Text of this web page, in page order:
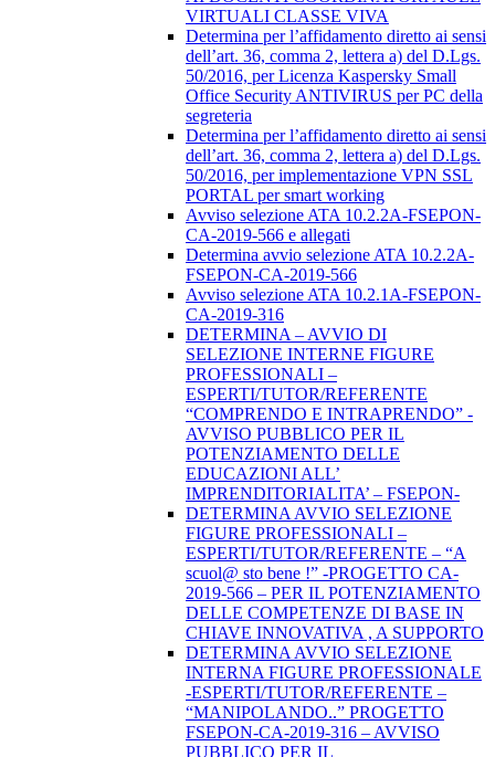
VIRTUALI CLASSE VIVA
Determina per l’affidamento diretto ai sensi
dell’art. 36, comma 2, lettera a) del D.Lgs.
50/2016, per Licenza Kaspersky Small
Office Security ANTIVIRUS per PC della
segreteria
Determina per l’affidamento diretto ai sensi
dell’art. 36, comma 2, lettera a) del D.Lgs.
50/2016, per implementazione VPN SSL
PORTAL per smart working
Avviso selezione ATA 10.2.2A-FSEPON-
CA-2019-566 e allegati
Determina avvio selezione ATA 10.2.2A-
FSEPON-CA-2019-566
Avviso selezione ATA 10.2.1A-FSEPON-
CA-2019-316
DETERMINA – AVVIO DI
SELEZIONE INTERNE FIGURE
PROFESSIONALI –
ESPERTI/TUTOR/REFERENTE
“COMPRENDO E INTRAPRENDO” -
AVVISO PUBBLICO PER IL
POTENZIAMENTO DELLE
EDUCAZIONI ALL’
IMPRENDITORIALITA’ – FSEPON-
DETERMINA AVVIO SELEZIONE
FIGURE PROFESSIONALI –
ESPERTI/TUTOR/REFERENTE – “A
scuol@ sto bene !” -PROGETTO CA-
2019-566 – PER IL POTENZIAMENTO
DELLE COMPETENZE DI BASE IN
CHIAVE INNOVATIVA , A SUPPORTO
DETERMINA AVVIO SELEZIONE
INTERNA FIGURE PROFESSIONALE
-ESPERTI/TUTOR/REFERENTE –
“MANIPOLANDO..” PROGETTO
FSEPON-CA-2019-316 – AVVISO
PUBBLICO PER IL